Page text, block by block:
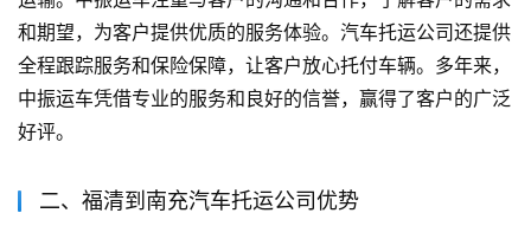
和期望，为客户提供优质的服务体验。汽车托运公司还提供
全程跟踪服务和保险保障，让客户放心托付车辆。多年来，
中振运车凭借专业的服务和良好的信誉，赢得了客户的广泛
好评。
二、福清到南充汽车托运公司优势